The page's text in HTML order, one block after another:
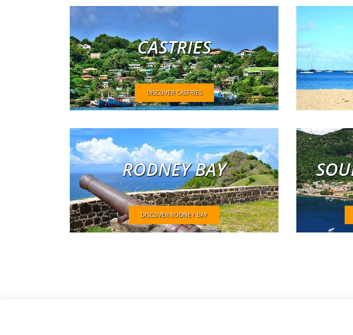
CASTRIES
DISCOVER CASTRIES
RODNEY BAY
DISCOVER RODNEY BAY